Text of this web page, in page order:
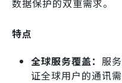
数据保护的双重需求。
特点
全球服务覆盖： 服
证全球用户的通讯需